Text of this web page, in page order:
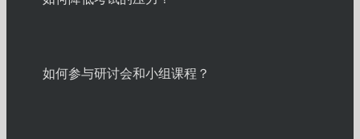
如何参与研讨会和小组课程？